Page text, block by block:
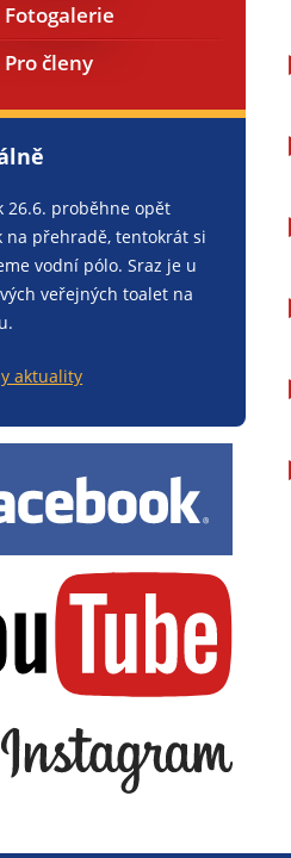
Fotogalerie
Pro členy
26.6. proběhne opět
na přehradě, tentokrát si
vodní pólo. Sraz je u
veřejných toalet na
aktuality